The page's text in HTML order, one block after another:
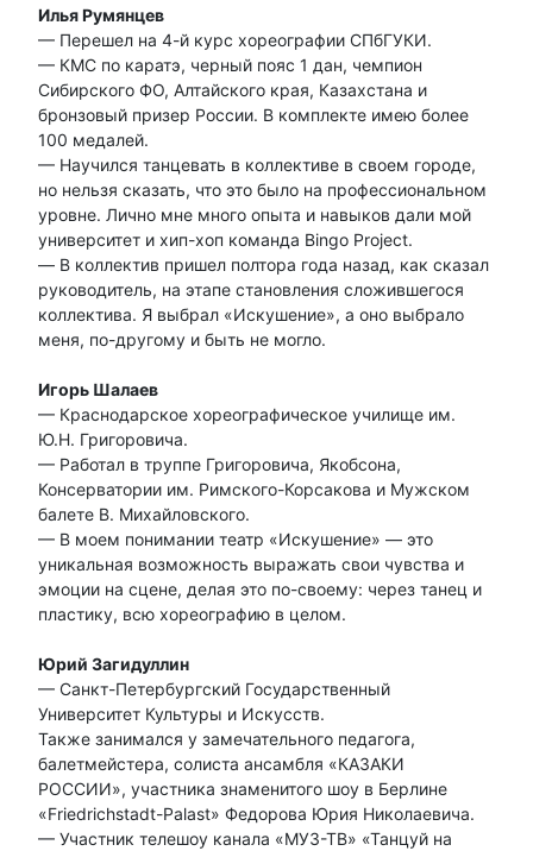
Илья Румянцев
— Перешел на 4-й курс хореографии СПбГУКИ.
— КМС по каратэ, черный пояс 1 дан, чемпион
Сибирского ФО, Алтайского края, Казахстана и
бронзовый призер России. В комплекте имею более
100 медалей.
— Научился танцевать в коллективе в своем городе,
но нельзя сказать, что это было на профессиональном
уровне. Лично мне много опыта и навыков дали мой
университет и хип-хоп команда Bingo Project.
— В коллектив пришел полтора года назад, как сказал
руководитель, на этапе становления сложившегося
коллектива. Я выбрал «Искушение», а оно выбрало
меня, по-другому и быть не могло.
Игорь Шалаев
— Краснодарское хореографическое училище им.
Ю.Н. Григоровича.
— Работал в труппе Григоровича, Якобсона,
Консерватории им. Римского-Корсакова и Мужском
балете В. Михайловского.
— В моем понимании театр «Искушение» — это
уникальная возможность выражать свои чувства и
эмоции на сцене, делая это по-своему: через танец и
пластику, всю хореографию в целом.
Юрий Загидуллин
— Санкт-Петербургский Государственный
Университет Культуры и Искусств.
Также занимался у замечательного педагога,
балетмейстера, солиста ансамбля «КАЗАКИ
РОССИИ», участника знаменитого шоу в Берлине
«Friedrichstadt-Palast» Федорова Юрия Николаевича.
— Участник телешоу канала «МУЗ-ТВ» «Танцуй на